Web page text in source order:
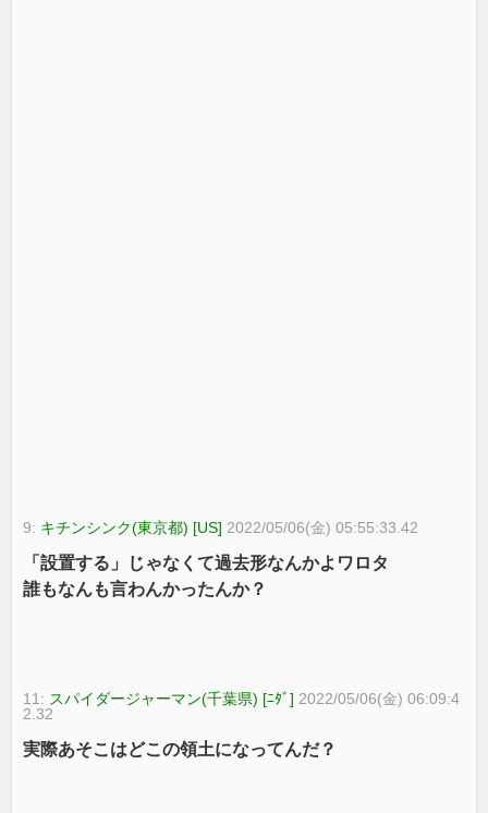
9: キチンシンク(東京都) [US] 2022/05/06(金) 05:55:33.42
「設置する」じゃなくて過去形なんかよワロタ
誰もなんも言わんかったんか？
11: スパイダージャーマン(千葉県) [ﾆﾀﾞ] 2022/05/06(金) 06:09:4
2.32
実際あそこはどこの領土になってんだ？